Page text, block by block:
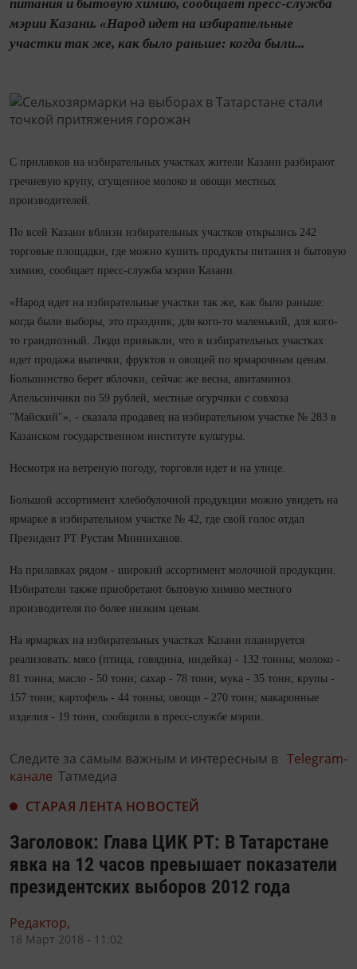
питания и бытовую химию, сообщает пресс-служба
мэрии Казани. «Народ идет на избирательные
участки так же, как было раньше: когда были...
С прилавков на избирательных участках жители Казани разбирают
гречневую крупу, сгущенное молоко и овощи местных
производителей.
По всей Казани вблизи избирательных участков открылись 242
торговые площадки, где можно купить продукты питания и бытовую
химию, сообщает пресс-служба мэрии Казани.
«Народ идет на избирательные участки так же, как было раньше:
когда были выборы, это праздник, для кого-то маленький, для кого-
то грандиозный. Люди привыкли, что в избирательных участках
идет продажа выпечки, фруктов и овощей по ярмарочным ценам.
Большинство берет яблочки, сейчас же весна, авитаминоз.
Апельсинчики по 59 рублей, местные огурчики с совхоза
"Майский"», - сказала продавец на избирательном участке № 283 в
Казанском государственном институте культуры.
Несмотря на ветреную погоду, торговля идет и на улице.
Большой ассортимент хлебобулочной продукции можно увидеть на
ярмарке в избирательном участке № 42, где свой голос отдал
Президент РТ Рустам Минниханов.
На прилавках рядом - широкий ассортимент молочной продукции.
Избиратели также приобретают бытовую химию местного
производителя по более низким ценам.
На ярмарках на избирательных участках Казани планируется
реализовать: мясо (птица, говядина, индейка) - 132 тонны; молоко -
81 тонна; масло - 50 тонн; сахар - 78 тонн; мука - 35 тонн; крупы -
157 тонн; картофель - 44 тонны; овощи - 270 тонн; макаронные
изделия - 19 тонн, сообщили в пресс-службе мэрии.
Следите за самым важным и интересным в Telegram-
канале Татмедиа
СТАРАЯ ЛЕНТА НОВОСТЕЙ
Заголовок: Глава ЦИК РТ: В Татарстане
явка на 12 часов превышает показатели
президентских выборов 2012 года
Редактор,
18 Март 2018 - 11:02